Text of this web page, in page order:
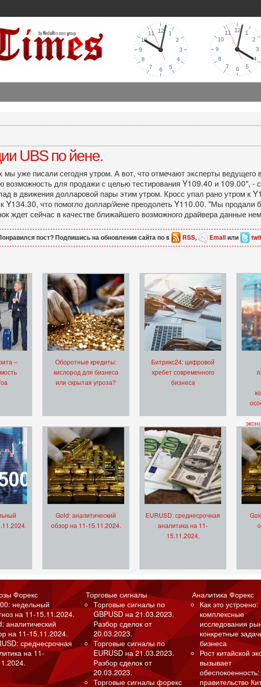
UBS по йене.
уже писали сегодня утром. А вот, что отмечают эксперты
для продажи с целью тестирования Y109.40 и 109.00", -
в движения долларовой пары этим утром. Кросс упал рано утром к
Y134.30, что помогло доллар/йене преодолеть Y110.00. "Мы
ждет сейчас в качестве ближайшего возможного драйвера данные
пост? Подпишись на обновления сайта по s RSS, Emailили
–
Оборотные кредиты:
кислород для бизнеса
или скрытая угроза?
Битрикс24: цифровой
хребет современного
бизнеса
Gold: аналитический
обзор на 11-15.11.2024.
EURUSD: среднесрочная
аналитика на 11-
15.11.2024.
Форекс
недельный
на 11-15.11.2024.
аналитический
на 11-15.11.2024.
среднесрочная
на 11-
Торговые сигналы
Торговые сигналы по
GBPUSD на 21.03.2023.
Разбор сделок от
20.03.2023.
Торговые сигналы по
EURUSD на 21.03.2023.
Разбор сделок от
20.03.2023.
Торговые сигналы форекс
Аналитика Форекс
Как это устроено:
комплексные
исследования
конкретные
бизнеса
Рост китайской
вызывает
обеспокоенность:
правительство